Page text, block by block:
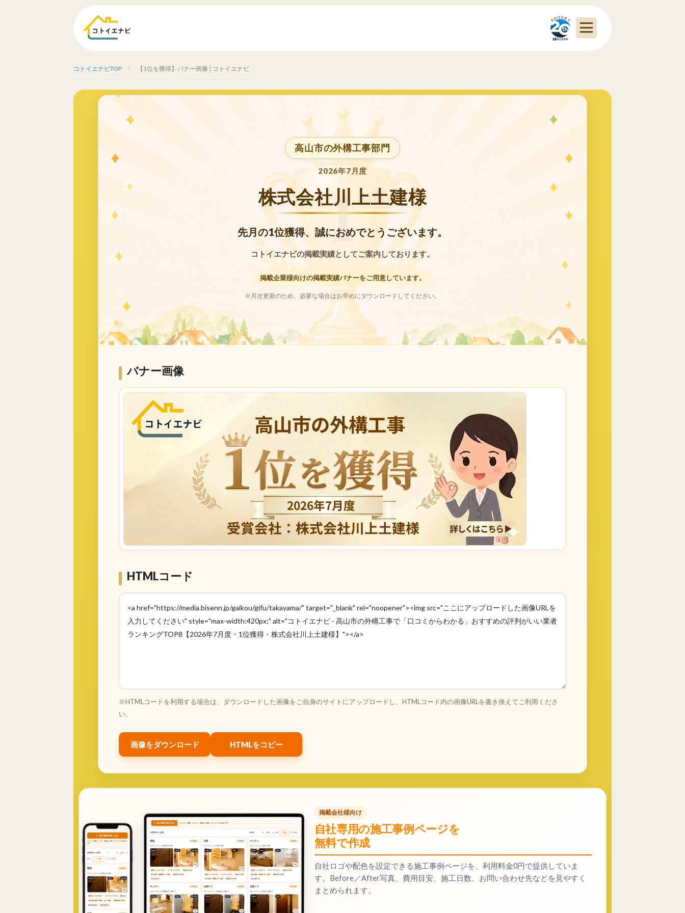
コトイエナビTOP 【1位を獲得】バナー画像│コトイエナビ
高山市の外構工事部門
2026年7月度
株式会社川上土建様
先月の1位獲得、誠におめでとうございます。
コトイエナビの掲載実績としてご案内しております。
掲載企業様向けの掲載実績バナーをご用意しています。
※月次更新のため、必要な場合はお早めにダウンロードしてください。
バナー画像
HTMLコード
※HTMLコードを利用する場合は、ダウンロードした画像をご自身のサイトにアップロードし、HTMLコード内の画像URLを書き換えてご利用くださ
い。
画像をダウンロード HTMLをコピー
掲載会社様向け
自社専用の施工事例ページを
無料で作成
自社ロゴや配色を設定できる施工事例ページを、利用料金0円で提供していま
す。Before／After写真、費用目安、施工日数、お問い合わせ先などを見やすく
まとめられます。